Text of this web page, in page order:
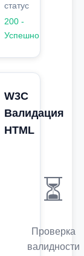
статус
200 -
Успешно
W3C
Валидация
HTML
⏳
Проверка
валидности